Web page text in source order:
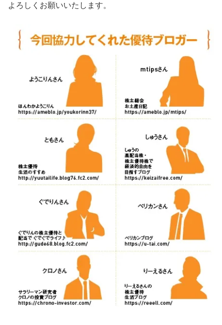
よろしくお願いいたします。